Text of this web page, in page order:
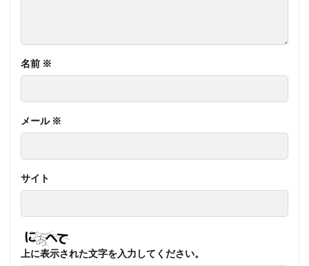
名前 ※
メール ※
サイト
上に表示された文字を入力してください。